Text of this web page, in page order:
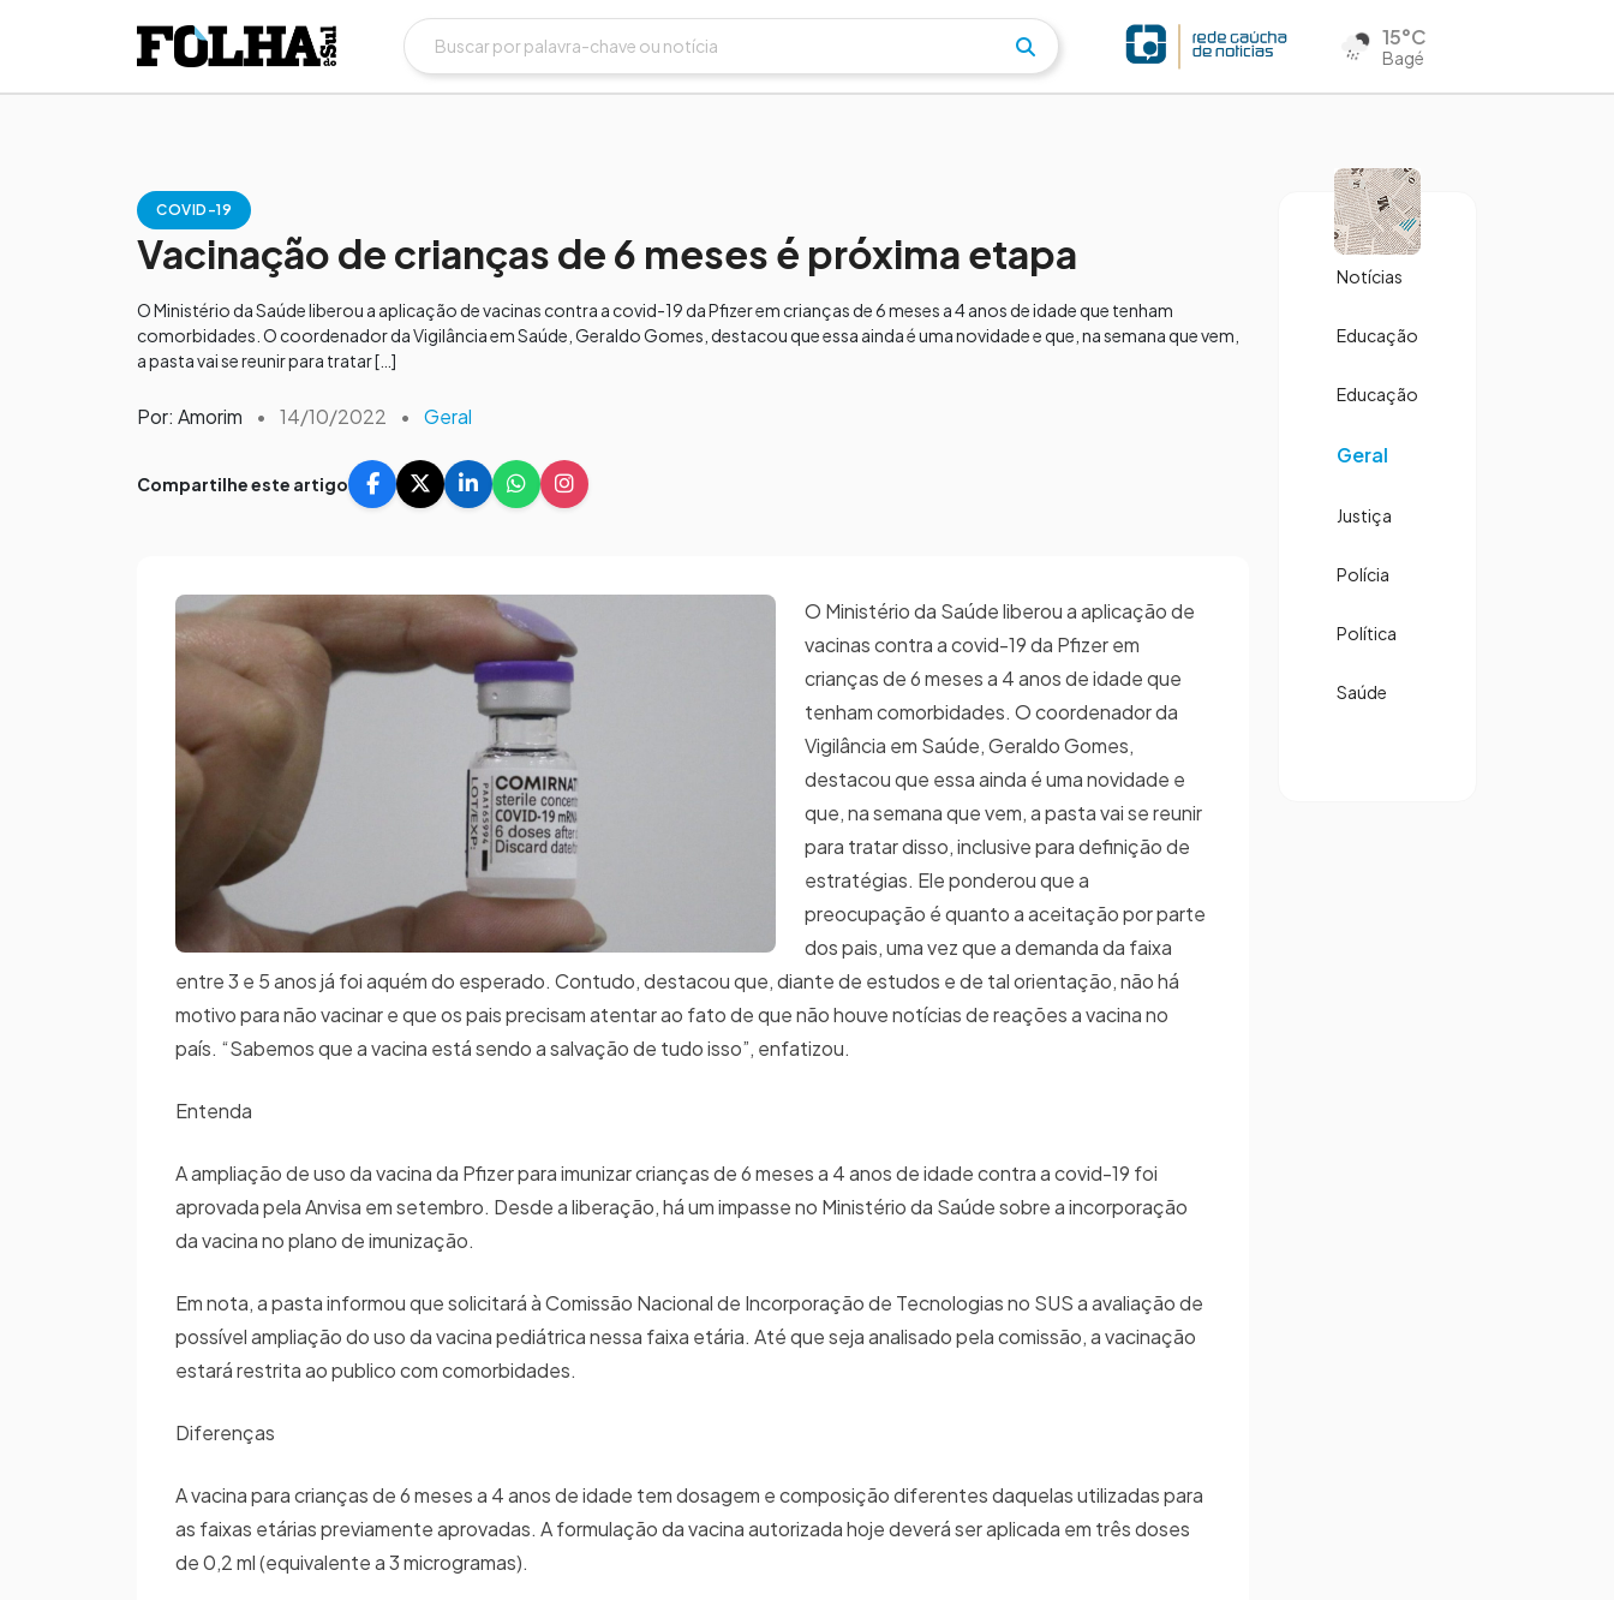
15°C
Bagé
COVID-19
Vacinação de crianças de 6 meses é próxima etapa
O Ministério da Saúde liberou a aplicação de vacinas contra a covid-19 da Pfizer em crianças de 6 meses a 4 anos de idade que tenham
comorbidades. O coordenador da Vigilância em Saúde, Geraldo Gomes, destacou que essa ainda é uma novidade e que, na semana que vem,
a pasta vai se reunir para tratar […]
Por: Amorim • 14/10/2022 • Geral
Compartilhe este artigo
O Ministério da Saúde liberou a aplicação de
vacinas contra a covid-19 da Pfizer em
crianças de 6 meses a 4 anos de idade que
tenham comorbidades. O coordenador da
Vigilância em Saúde, Geraldo Gomes,
destacou que essa ainda é uma novidade e
que, na semana que vem, a pasta vai se reunir
para tratar disso, inclusive para definição de
estratégias. Ele ponderou que a
preocupação é quanto a aceitação por parte
dos pais, uma vez que a demanda da faixa
entre 3 e 5 anos já foi aquém do esperado. Contudo, destacou que, diante de estudos e de tal orientação, não há
motivo para não vacinar e que os pais precisam atentar ao fato de que não houve notícias de reações a vacina no
país. “Sabemos que a vacina está sendo a salvação de tudo isso”, enfatizou.
Entenda
A ampliação de uso da vacina da Pfizer para imunizar crianças de 6 meses a 4 anos de idade contra a covid-19 foi
aprovada pela Anvisa em setembro. Desde a liberação, há um impasse no Ministério da Saúde sobre a incorporação
da vacina no plano de imunização.
Em nota, a pasta informou que solicitará à Comissão Nacional de Incorporação de Tecnologias no SUS a avaliação de
possível ampliação do uso da vacina pediátrica nessa faixa etária. Até que seja analisado pela comissão, a vacinação
estará restrita ao publico com comorbidades.
Diferenças
A vacina para crianças de 6 meses a 4 anos de idade tem dosagem e composição diferentes daquelas utilizadas para
as faixas etárias previamente aprovadas. A formulação da vacina autorizada hoje deverá ser aplicada em três doses
de 0,2 ml (equivalente a 3 microgramas).
Notícias
Educação
Educação
Geral
Justiça
Polícia
Política
Saúde